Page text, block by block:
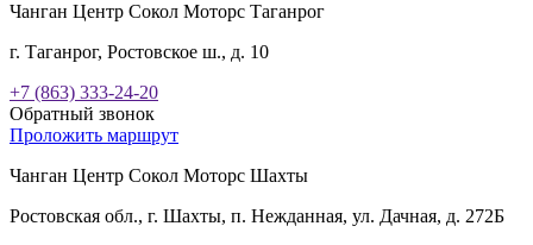
Чанган Центр Сокол Моторс Таганрог
г. Таганрог, Ростовское ш., д. 10
+7 (863) 333-24-20
Обратный звонок
Проложить маршрут
Чанган Центр Сокол Моторс Шахты
Ростовская обл., г. Шахты, п. Нежданная, ул. Дачная, д. 272Б